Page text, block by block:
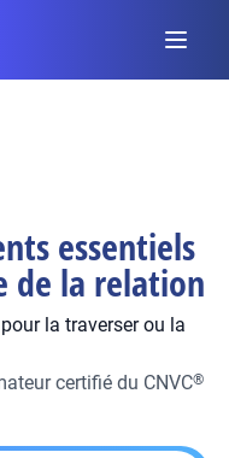
essentiels
de la relation
la traverser ou la
certifié du CNVC®